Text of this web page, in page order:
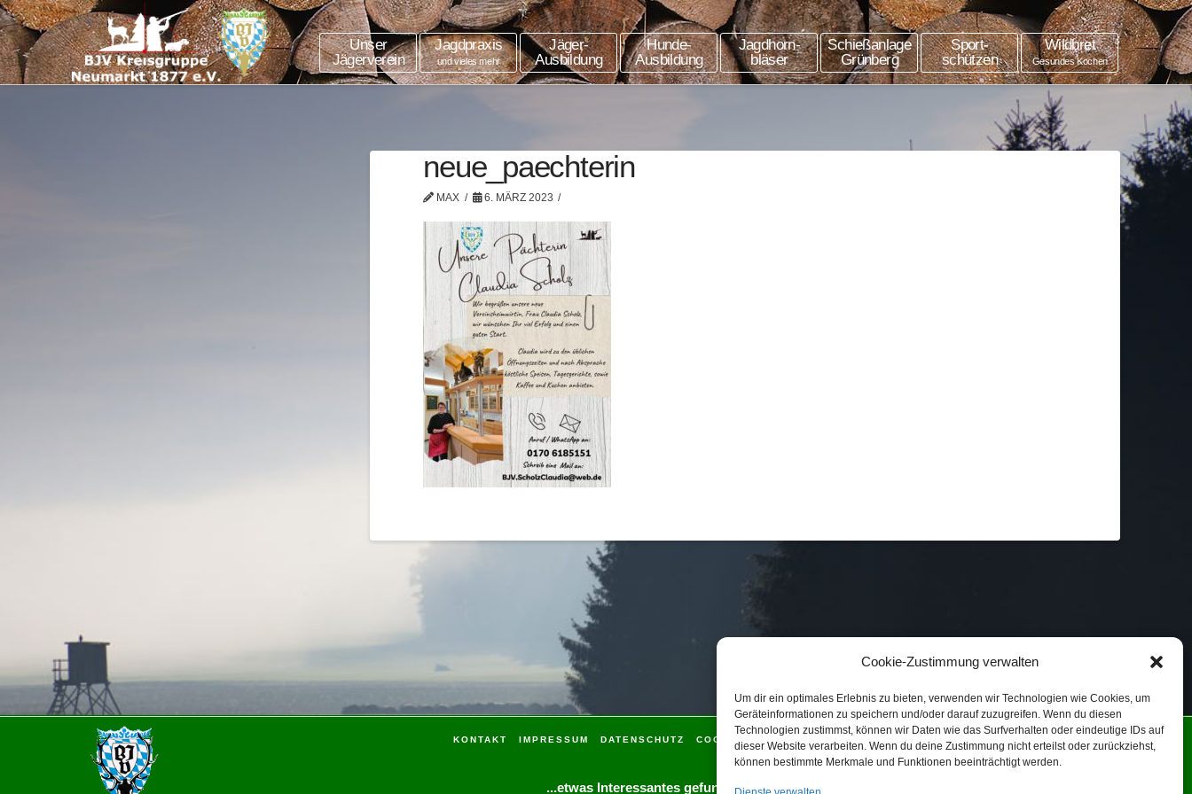
Cookie-Zustimmung verwalten
Um dir ein optimales Erlebnis zu bieten, verwenden wir Technologien wie Cookies, um
Geräteinformationen zu speichern und/oder darauf zuzugreifen. Wenn du diesen
Technologien zustimmst, können wir Daten wie das Surfverhalten oder eindeutige IDs auf
dieser Website verarbeiten. Wenn du deine Zustimmung nicht erteilst oder zurückziehst,
können bestimmte Merkmale und Funktionen beeinträchtigt werden.
Unser
Jägerverein
Jagdpraxis
und vieles mehr
Jäger-
Ausbildung
Hunde-
Ausbildung
Jagdhorn-
bläser
Schießanlage
Grünberg
Sport-
schützen
Wildbret
Gesundes Kochen
neue_paechterin
MAX 6. MÄRZ 2023
KONTAKT IMPRESSUM DATENSCHUTZ COOKIE-RICHTLINIE (EU)
...etwas Interessantes gefunden?